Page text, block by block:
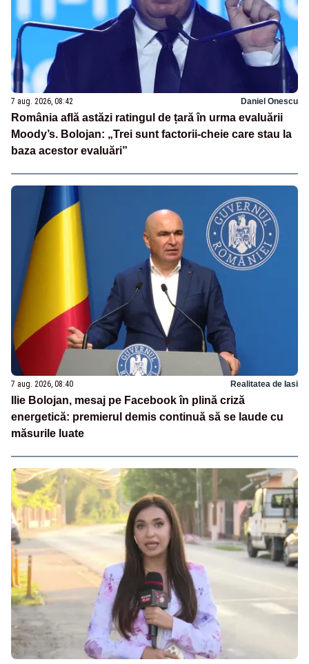
7 aug. 2026, 08:42 Daniel Onescu
România află astăzi ratingul de țară în urma evaluării
Moody’s. Bolojan: „Trei sunt factorii-cheie care stau la
baza acestor evaluări”
7 aug. 2026, 08:40 Realitatea de Iasi
Ilie Bolojan, mesaj pe Facebook în plină criză
energetică: premierul demis continuă să se laude cu
măsurile luate